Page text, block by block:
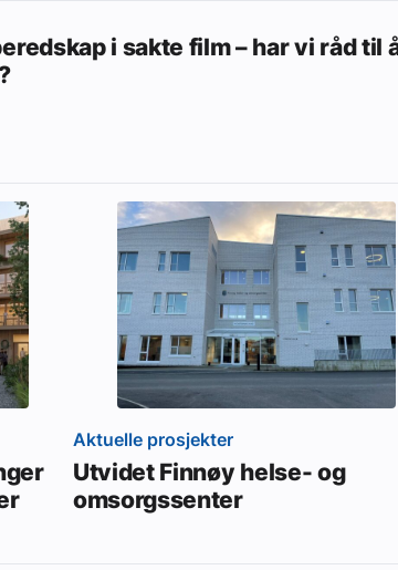
i sakte film – har vi råd til
Aktuelle prosjekter
Utvidet Finnøy helse- og
omsorgssenter